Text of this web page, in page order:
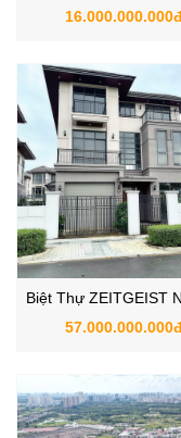
Công An, Phạm Hữu
Biệt Thự ZEITGEIST
View Sông 300m2 -